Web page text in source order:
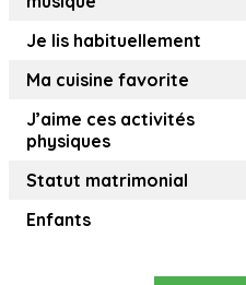
Je lis habituellement
Ma cuisine favorite
J’aime ces activités
physiques
Statut matrimonial
Enfants